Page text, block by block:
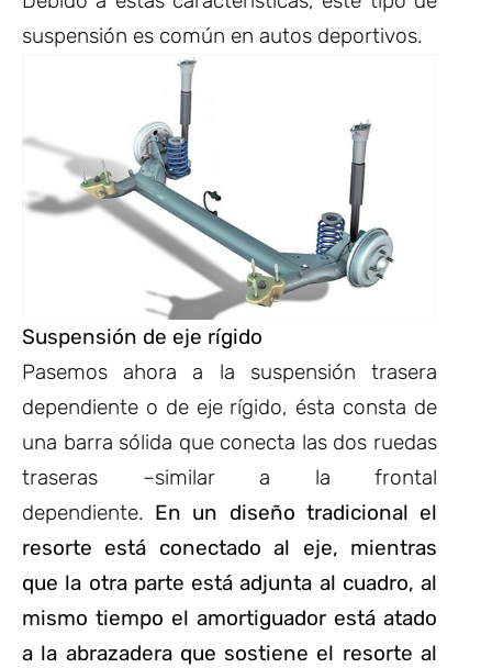
suspensión es común en autos deportivos.
Suspensión de eje rígido
Pasemos ahora a la suspensión trasera
dependiente o de eje rígido, ésta consta de
una barra sólida que conecta las dos ruedas
traseras –similar a la frontal
dependiente. En un diseño tradicional el
resorte está conectado al eje, mientras
que la otra parte está adjunta al cuadro, al
mismo tiempo el amortiguador está atado
a la abrazadera que sostiene el resorte al